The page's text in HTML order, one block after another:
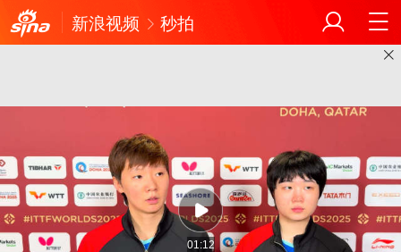
新浪视频 秒拍
01:12